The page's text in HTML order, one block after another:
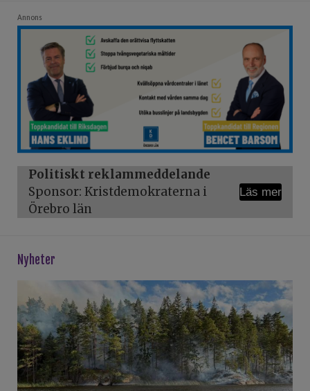
Annons
Politiskt reklammeddelande
Sponsor: Kristdemokraterna i
Örebro län
Läs mer
Nyheter